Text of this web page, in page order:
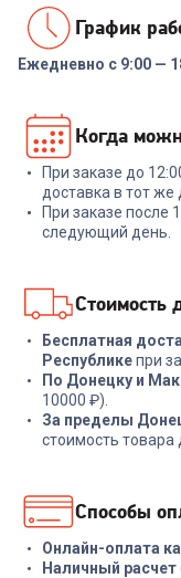
Набор ножей
1130 Urban Ultimate
5 ножей с подст.
+ 329 бонусов
10 999₽
График
Ежедневно с 9:00 —
Когда
При заказе до
доставка в тот же
При заказе после
следующий день.
Стоимость
Бесплатная
Республикепри
По Донецку и
10000 ₽).
За пределы
стоимость товара
Способы
Онлайн-оплата
Наличный расчет